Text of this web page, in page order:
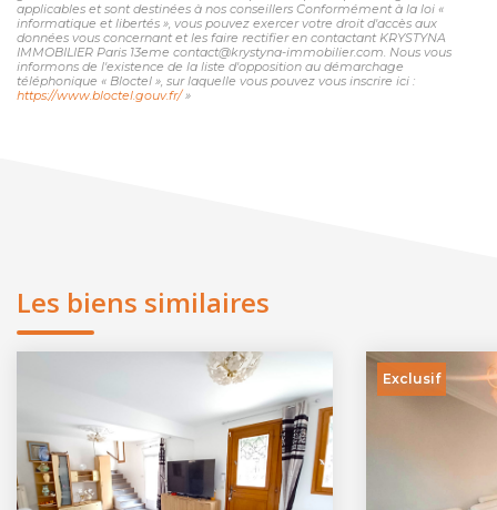
applicables et sont destinées à nos conseillers Conformément à la loi «
informatique et libertés », vous pouvez exercer votre droit d'accès aux
données vous concernant et les faire rectifier en contactant KRYSTYNA
IMMOBILIER Paris 13eme contact@krystyna-immobilier.com. Nous vous
informons de l'existence de la liste d'opposition au démarchage
téléphonique « Bloctel », sur laquelle vous pouvez vous inscrire ici :
https://www.bloctel.gouv.fr/»
Les biens similaires
Exclusif